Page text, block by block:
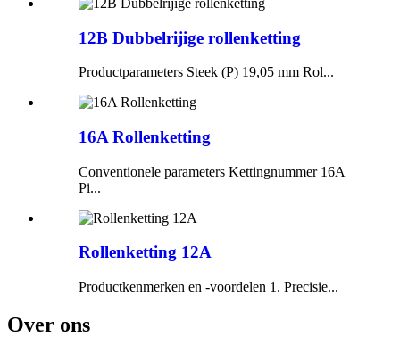
12B Dubbelrijige rollenketting
Productparameters Steek (P) 19,05 mm Rol...
16A Rollenketting
Conventionele parameters Kettingnummer 16A
Pi...
Rollenketting 12A
Productkenmerken en -voordelen 1. Precisie...
Over ons